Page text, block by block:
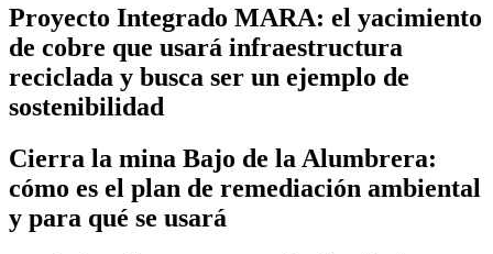
Proyecto Integrado MARA: el yacimiento
de cobre que usará infraestructura
reciclada y busca ser un ejemplo de
sostenibilidad
Cierra la mina Bajo de la Alumbrera:
cómo es el plan de remediación ambiental
y para qué se usará